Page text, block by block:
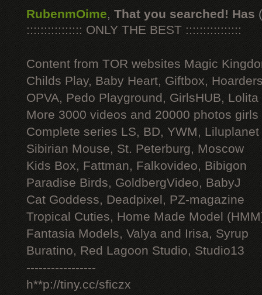
RubenmOime, That you searched! Has
:::::::::::::::: ONLY THE BEST ::::::::::::::::
Content from TOR websites Magic
Childs Play, Baby Heart, Giftbox,
OPVA, Pedo Playground, GirlsHUB, Lolita
More 3000 videos and 20000 photos
Complete series LS, BD, YWM, Liluplanet
Sibirian Mouse, St. Peterburg, Moscow
Kids Box, Fattman, Falkovideo, Bibigon
Paradise Birds, GoldbergVideo, BabyJ
Cat Goddess, Deadpixel, PZ-magazine
Tropical Cuties, Home Made Model
Fantasia Models, Valya and Irisa, Syrup
Buratino, Red Lagoon Studio, Studio13
-----------------
h**p://tiny.cc/sficzx